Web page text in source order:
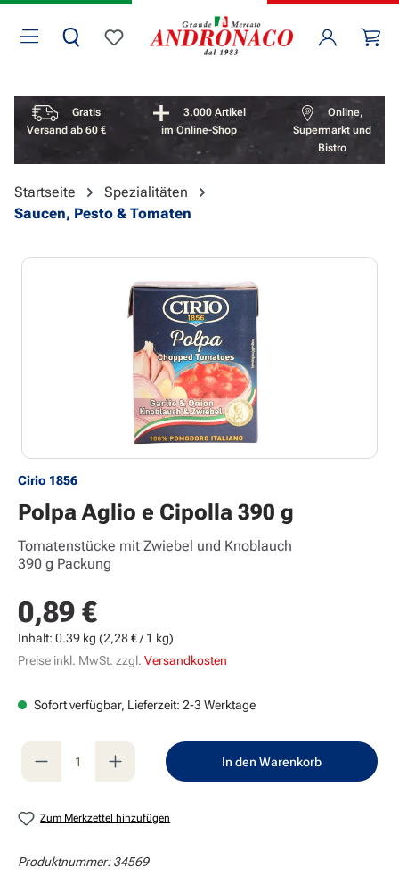
Zum Hauptinhalt springen
Du hast 0 Produkte auf dem Merkzettel
Vorteile überspringen
Gratis
Versand ab 60 €
3.000 Artikel
im Online-Shop
Online,
Supermarkt und
Bistro
Startseite
Spezialitäten
Saucen, Pesto & Tomaten
Bildergalerie überspringen
Cirio 1856
Polpa Aglio e Cipolla 390 g
Tomatenstücke mit Zwiebel und Knoblauch
390 g Packung
Regulärer Preis:
0,89 €
Inhalt: 0.39 kg (2,28 € / 1 kg)
Preise inkl. MwSt. zzgl. Versandkosten
Sofort verfügbar, Lieferzeit: 2-3 Werktage
Produkt Anzahl: Gib den gewünschten
In den Warenkorb
Zum Merkzettel hinzufügen
Produktnummer:34569